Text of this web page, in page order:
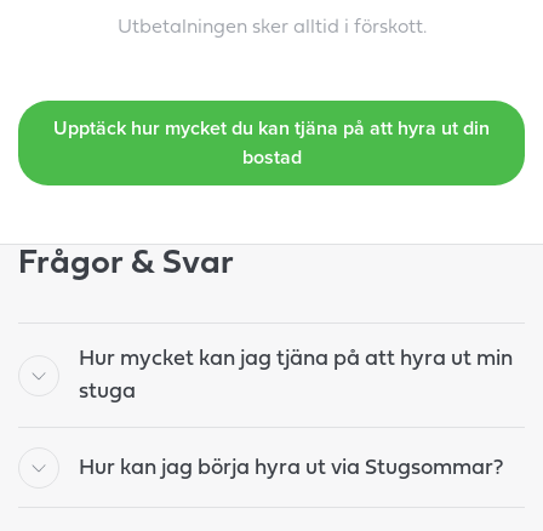
Utbetalningen sker alltid i förskott.
Upptäck hur mycket du kan tjäna på att hyra ut din
bostad
Frågor & Svar
Hur mycket kan jag tjäna på att hyra ut min
stuga
Hur kan jag börja hyra ut via Stugsommar?